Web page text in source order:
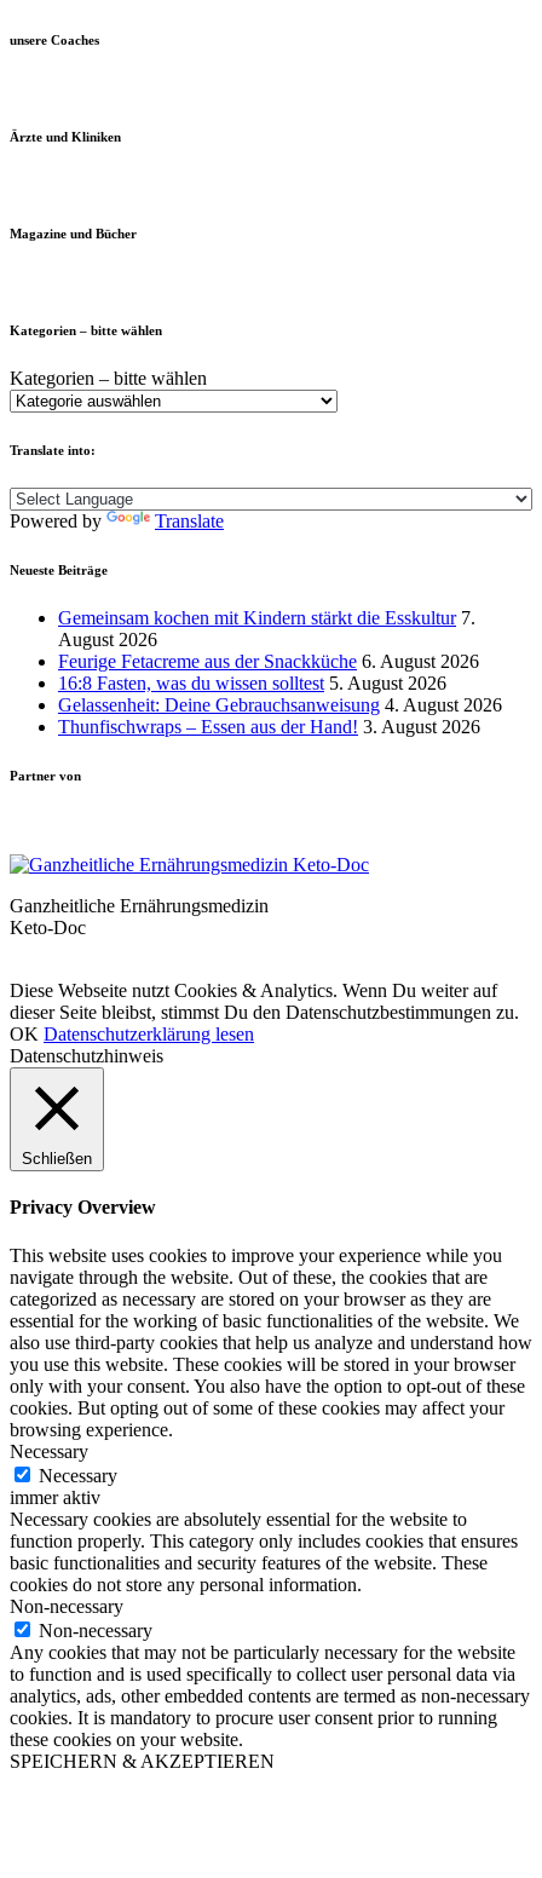
unsere Coaches
Ärzte und Kliniken
Magazine und Bücher
Kategorien – bitte wählen
Kategorien – bitte wählen
Translate into:
Powered by Translate
Neueste Beiträge
Gemeinsam kochen mit Kindern stärkt die Esskultur 7.
August 2026
Feurige Fetacreme aus der Snackküche 6. August 2026
16:8 Fasten, was du wissen solltest 5. August 2026
Gelassenheit: Deine Gebrauchsanweisung 4. August 2026
Thunfischwraps – Essen aus der Hand! 3. August 2026
Partner von
Ganzheitliche Ernährungsmedizin
Keto-Doc
Diese Webseite nutzt Cookies & Analytics. Wenn Du weiter auf
dieser Seite bleibst, stimmst Du den Datenschutzbestimmungen zu.
OK Datenschutzerklärung lesen
Datenschutzhinweis
Schließen
Privacy Overview
This website uses cookies to improve your experience while you
navigate through the website. Out of these, the cookies that are
categorized as necessary are stored on your browser as they are
essential for the working of basic functionalities of the website. We
also use third-party cookies that help us analyze and understand how
you use this website. These cookies will be stored in your browser
only with your consent. You also have the option to opt-out of these
cookies. But opting out of some of these cookies may affect your
browsing experience.
Necessary
Necessary
immer aktiv
Necessary cookies are absolutely essential for the website to
function properly. This category only includes cookies that ensures
basic functionalities and security features of the website. These
cookies do not store any personal information.
Non-necessary
Non-necessary
Any cookies that may not be particularly necessary for the website
to function and is used specifically to collect user personal data via
analytics, ads, other embedded contents are termed as non-necessary
cookies. It is mandatory to procure user consent prior to running
these cookies on your website.
SPEICHERN & AKZEPTIEREN